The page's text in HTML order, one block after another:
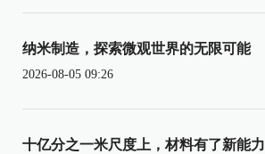
纳米制造，探索微观世界的无限可能
2026-08-05 09:26
十亿分之一米尺度上，材料有了新能力